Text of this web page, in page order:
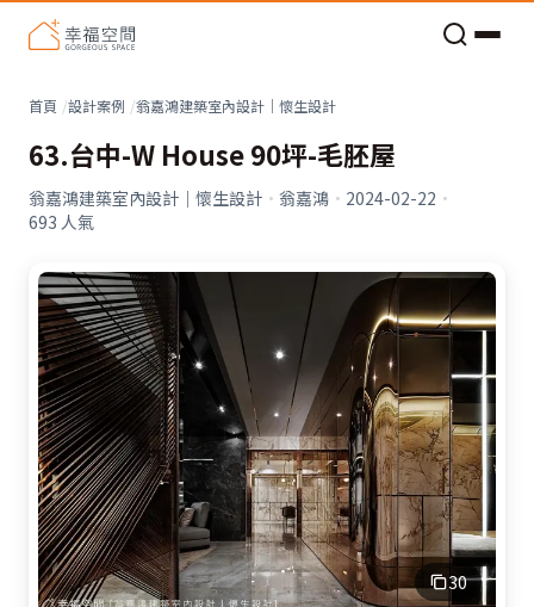
首頁 設計案例 翁嘉鴻建築室內設計｜懷生設計
63.台中-W House 90坪-毛胚屋
翁嘉鴻建築室內設計｜懷生設計 · 翁嘉鴻 · 2024-02-22 ·
693 人氣
30